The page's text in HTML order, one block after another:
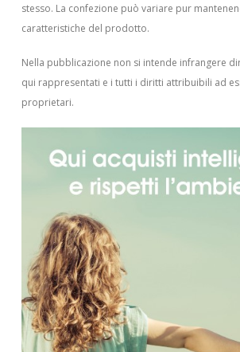
stesso. La confezione può variare pur
caratteristiche del prodotto.
Nella pubblicazione non si intende infrangere
qui rappresentati e i tutti i diritti attribuibili ad
proprietari.